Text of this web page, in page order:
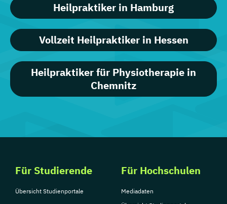
Heilpraktiker in Hamburg
Vollzeit Heilpraktiker in Hessen
Heilpraktiker für Physiotherapie in
Chemnitz
Für Studierende
Übersicht Studienportale
Für Hochschulen
Mediadaten